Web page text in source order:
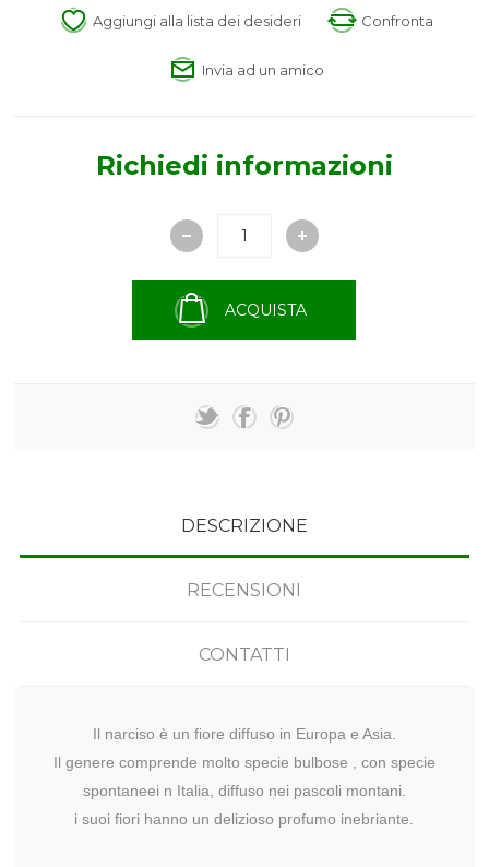
Aggiungi alla lista dei desideri Confronta
Invia ad un amico
Richiedi informazioni
ACQUISTA
DESCRIZIONE
RECENSIONI
CONTATTI
Il narciso è un fiore diffuso in Europa e Asia.
Il genere comprende molto specie bulbose , con specie
spontaneei n Italia, diffuso nei pascoli montani.
i suoi fiori hanno un delizioso profumo inebriante.